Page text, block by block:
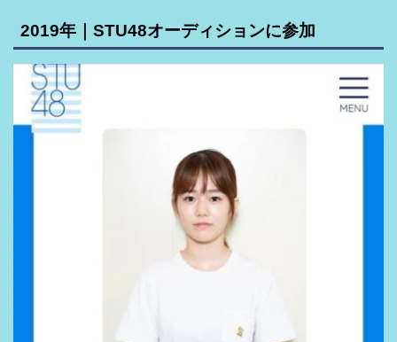
2019年｜STU48オーディションに参加